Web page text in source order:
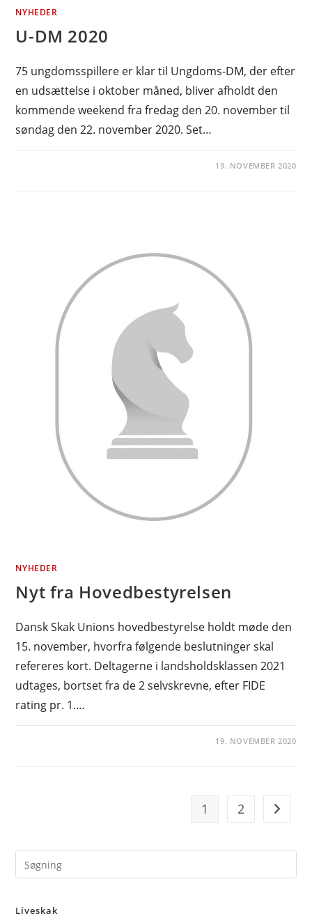
NYHEDER
U-DM 2020
75 ungdomsspillere er klar til Ungdoms-DM, der efter
en udsættelse i oktober måned, bliver afholdt den
kommende weekend fra fredag den 20. november til
søndag den 22. november 2020. Set…
19. NOVEMBER 2020
NYHEDER
Nyt fra Hovedbestyrelsen
Dansk Skak Unions hovedbestyrelse holdt møde den
15. november, hvorfra følgende beslutninger skal
refereres kort. Deltagerne i landsholdsklassen 2021
udtages, bortset fra de 2 selvskrevne, efter FIDE
rating pr. 1.…
19. NOVEMBER 2020
1 2 Go to
Liveskak